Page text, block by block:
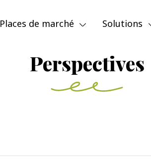
Places de marché Solutions
Perspectives